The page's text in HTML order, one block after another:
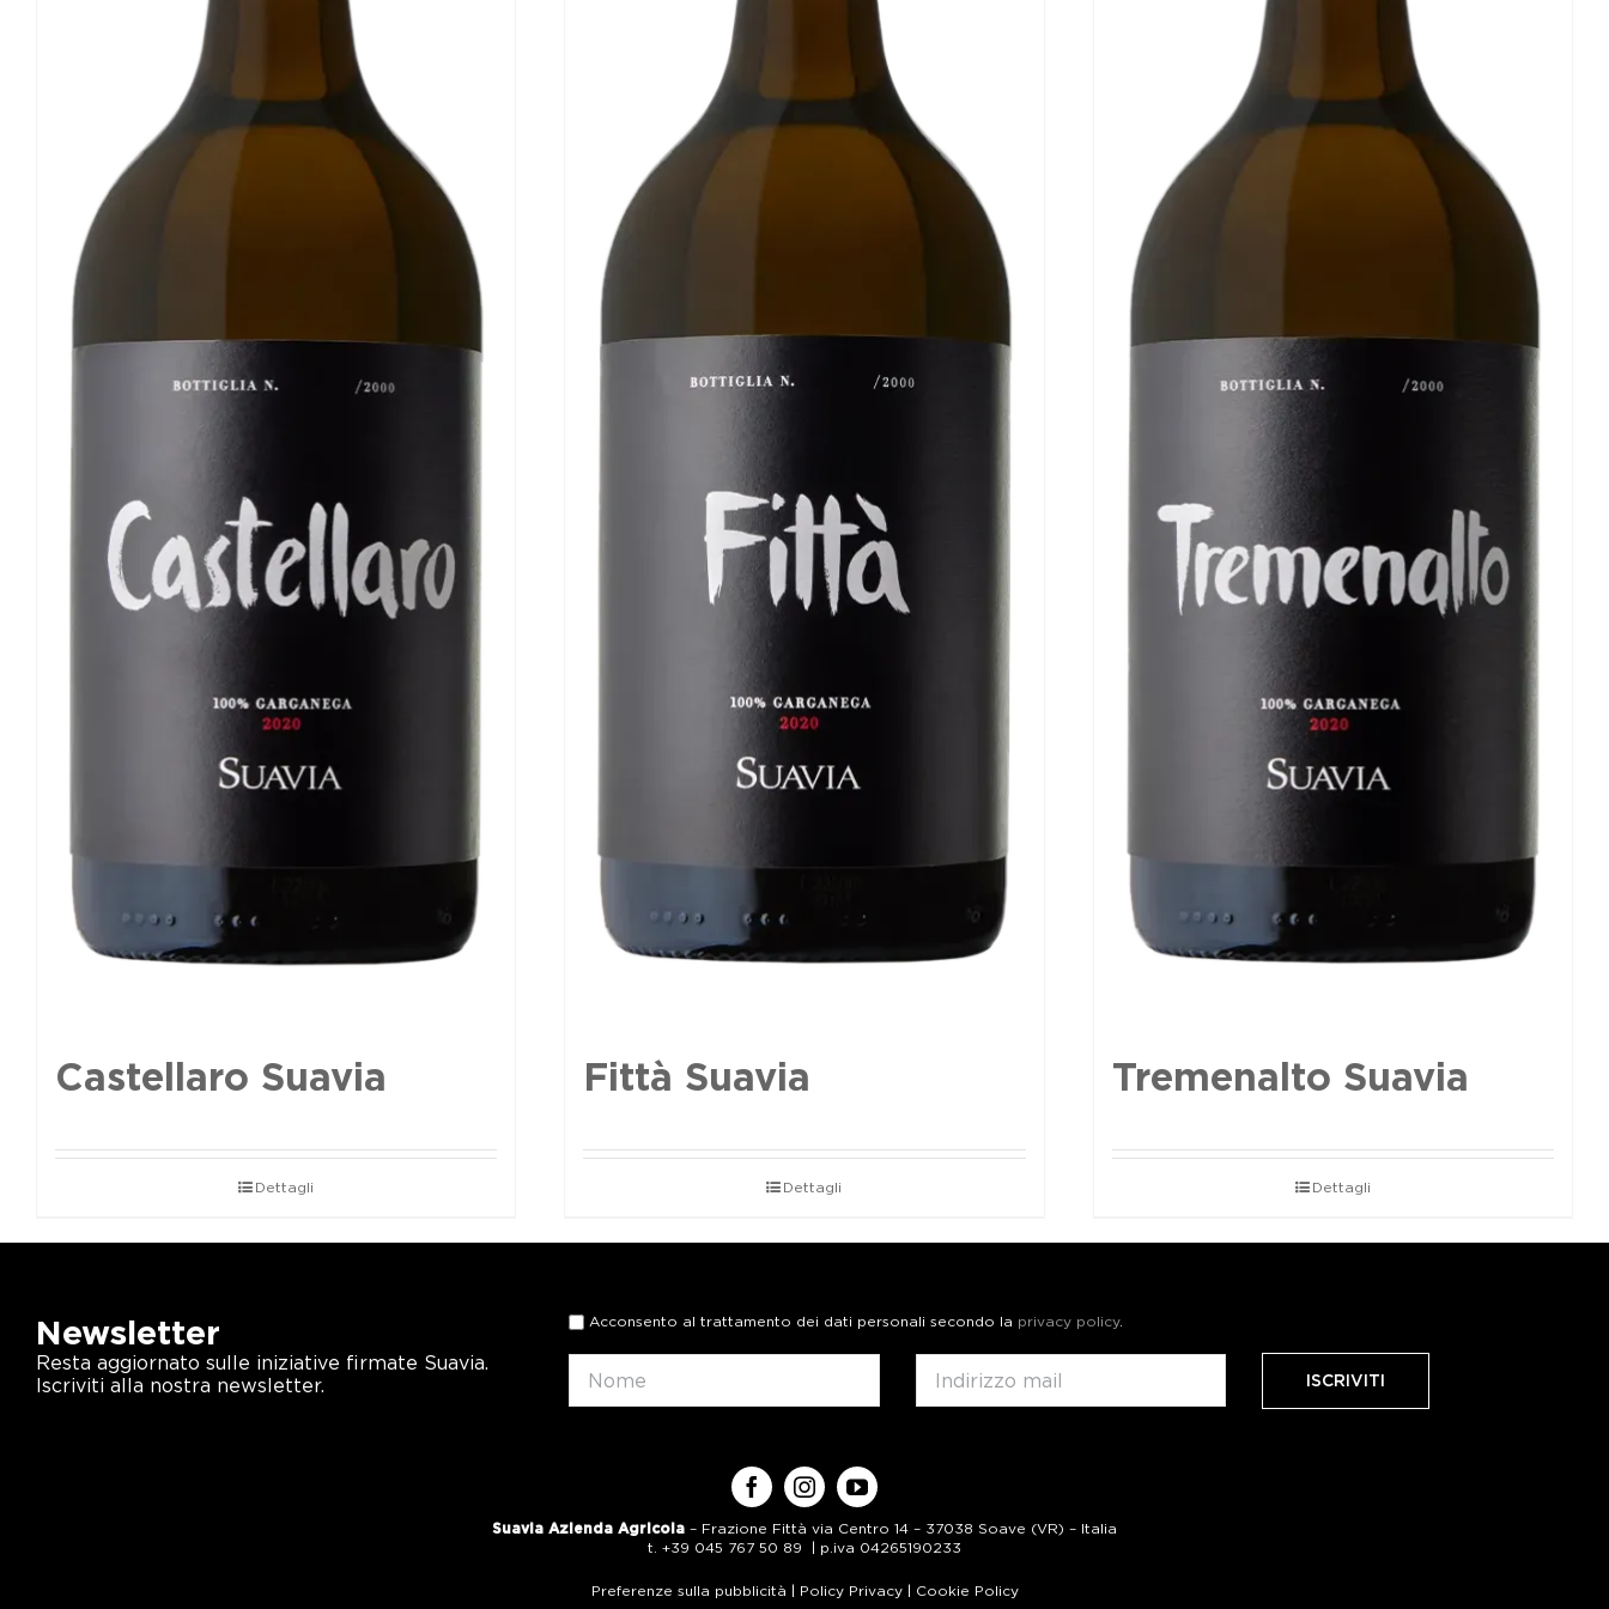
Castellaro Suavia
Dettagli
Fittà Suavia
Dettagli
Tremenalto Suavia
Dettagli
Newsletter
Resta aggiornato sulle iniziative firmate Suavia.
Iscriviti alla nostra newsletter.
Acconsento al trattamento dei dati personali secondo la privacy policy.
Suavia Azienda Agricola – Frazione Fittà via Centro 14 – 37038 Soave (VR) – Italia
t. +39 045 767 50 89 | p.iva 04265190233
Preferenze sulla pubblicità | Policy Privacy| Cookie Policy